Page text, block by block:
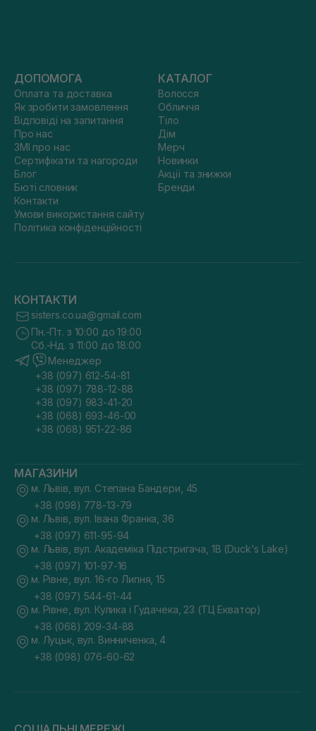
ДОПОМОГА
Оплата та доставка
Як зробити замовлення
Відповіді на запитання
Про нас
ЗМІ про нас
Сертифікати та нагороди
Блог
Бюті словник
Контакти
Умови використання сайту
Політика конфіденційності
КАТАЛОГ
Волосся
Обличчя
Тіло
Дім
Мерч
Новинки
Акції та знижки
Бренди
КОНТАКТИ
sisters.co.ua@gmail.com
Пн.-Пт. з 10:00 до 19:00
Сб.-Нд. з 11:00 до 18:00
Менеджер
+38 (097) 612-54-81
+38 (097) 788-12-88
+38 (097) 983-41-20
+38 (068) 693-46-00
+38 (068) 951-22-86
МАГАЗИНИ
м. Львів, вул. Степана Бандери, 45
+38 (098) 778-13-79
м. Львів, вул. Івана Франка, 36
+38 (097) 611-95-94
м. Львів, вул. Академіка Підстригача, 1В (Duck's Lake)
+38 (097) 101-97-16
м. Рівне, вул. 16-го Липня, 15
+38 (097) 544-61-44
м. Рівне, вул. Кулика і Гудачека, 23 (ТЦ Екватор)
+38 (068) 209-34-88
м. Луцьк, вул. Винниченка, 4
+38 (098) 076-60-62